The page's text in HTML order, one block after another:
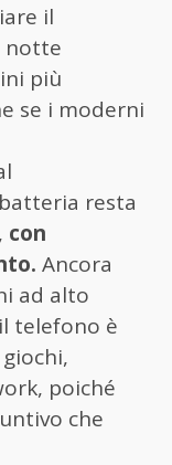
il
notte
più
se i moderni
resta
con
Ancora
ad alto
telefono è
poiché
che